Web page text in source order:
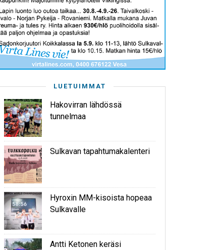
LUETUIMMAT
Hakovirran lähdössä
tunnelmaa
Sulkavan tapahtumakalenteri
Hyroxin MM-kisoista hopeaa
Sulkavalle
Antti Ketonen keräsi